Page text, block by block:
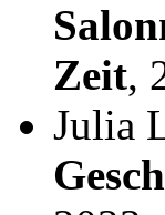
Zeit,
Julia